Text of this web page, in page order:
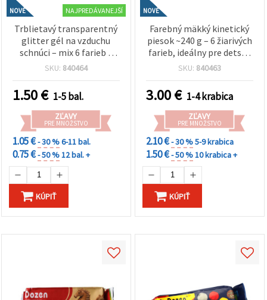
NOVÉ NAJPREDÁVANEJŠÍ
Trblietavý transparentný
glitter gél na vzduchu
schnúci – mix 6 farieb x
~30 g, ideálny na detské
kreatívne DIY hobby
projekty
SKU: 840464
1.50€ 1-5 bal.
ZĽAVY
PRE MNOŽSTVO
1.05 €- 30 %6-11 bal.
0.75 €- 50 %12 bal. +
KÚPIŤ
NOVÉ
Farebný mäkký kinetický
piesok ~240 g – 6 žiarivých
farieb, ideálny pre detské
hranie, senzorické
SKU: 840463
3.00€ 1-4 krabica
ZĽAVY
PRE MNOŽSTVO
2.10 €- 30 %5-9 krabica
1.50 €- 50 %10 krabica +
KÚPIŤ